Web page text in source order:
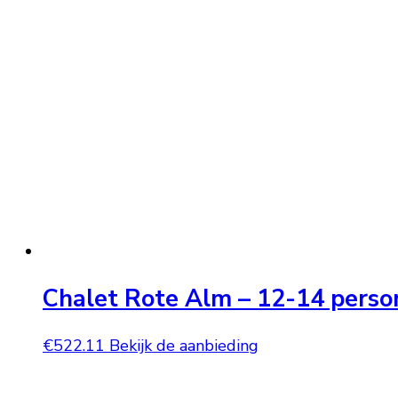
Chalet Rote Alm – 12-14
€522.11 Bekijk de aanbieding